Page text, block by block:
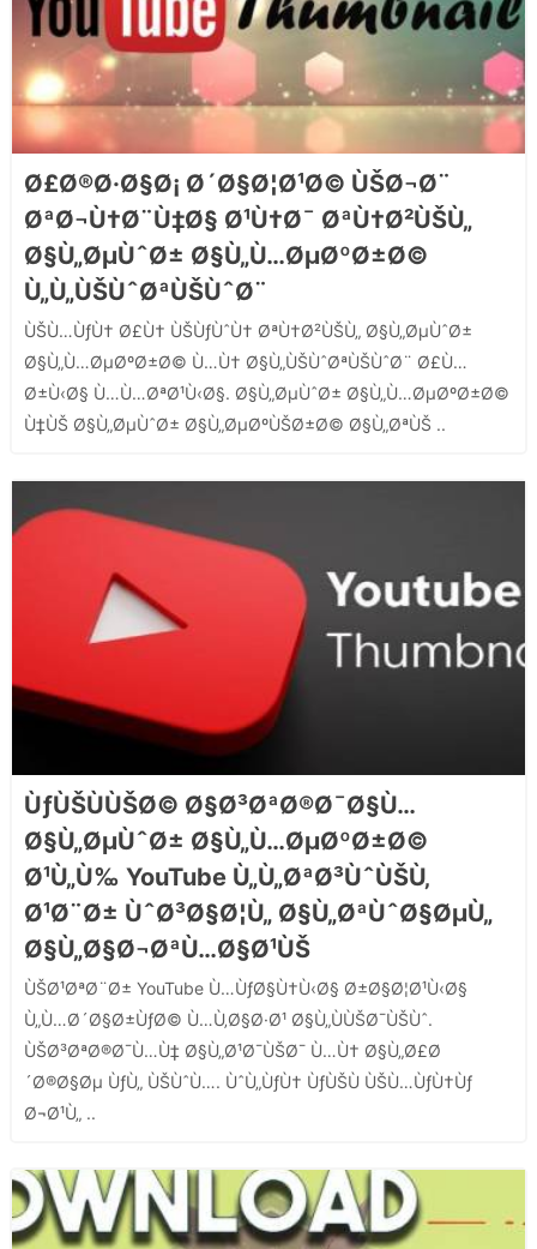
Ø£Ø®Ø·Ø§Ø¡ Ø´Ø§Ø¦Ø¹Ø© ÙŠØ¬Ø¨
ØªØ¬Ù†Ø¨Ù‡Ø§ Ø¹Ù†Ø¯ ØªÙ†Ø²ÙŠÙ„
Ø§Ù„ØµÙˆØ± Ø§Ù„Ù…ØµØºØ±Ø©
Ù„Ù„ÙŠÙˆØªÙŠÙˆØ¨
ÙŠÙ…ÙƒÙ† Ø£Ù† ÙŠÙƒÙˆÙ† ØªÙ†Ø²ÙŠÙ„ Ø§Ù„ØµÙˆØ±
Ø§Ù„Ù…ØµØºØ±Ø© Ù…Ù† Ø§Ù„ÙŠÙˆØªÙŠÙˆØ¨ Ø£Ù…
Ø±Ù‹Ø§ Ù…Ù…ØªØ¹Ù‹Ø§. Ø§Ù„ØµÙˆØ± Ø§Ù„Ù…ØµØºØ±Ø©
Ù‡ÙŠ Ø§Ù„ØµÙˆØ± Ø§Ù„ØµØºÙŠØ±Ø© Ø§Ù„ØªÙŠ ..
ÙƒÙŠÙÙŠØ© Ø§Ø³ØªØ®Ø¯Ø§Ù…
Ø§Ù„ØµÙˆØ± Ø§Ù„Ù…ØµØºØ±Ø©
Ø¹Ù„Ù‰ YouTube Ù„Ù„ØªØ³ÙˆÙŠÙ‚
Ø¹Ø¨Ø± ÙˆØ³Ø§Ø¦Ù„ Ø§Ù„ØªÙˆØ§ØµÙ„
Ø§Ù„Ø§Ø¬ØªÙ…Ø§Ø¹ÙŠ
ÙŠØ¹ØªØ¨Ø± YouTube Ù…ÙƒØ§Ù†Ù‹Ø§ Ø±Ø§Ø¦Ø¹Ù‹Ø§
Ù„Ù…Ø´Ø§Ø±ÙƒØ© Ù…Ù‚Ø§Ø·Ø¹ Ø§Ù„ÙÙŠØ¯ÙŠÙˆ.
ÙŠØ³ØªØ®Ø¯Ù…Ù‡ Ø§Ù„Ø¹Ø¯ÙŠØ¯ Ù…Ù† Ø§Ù„Ø£Ø
´Ø®Ø§Øµ ÙƒÙ„ ÙŠÙˆÙ…. ÙˆÙ„ÙƒÙ† ÙƒÙŠÙ ÙŠÙ…ÙƒÙ†Ùƒ
Ø¬Ø¹Ù„ ..